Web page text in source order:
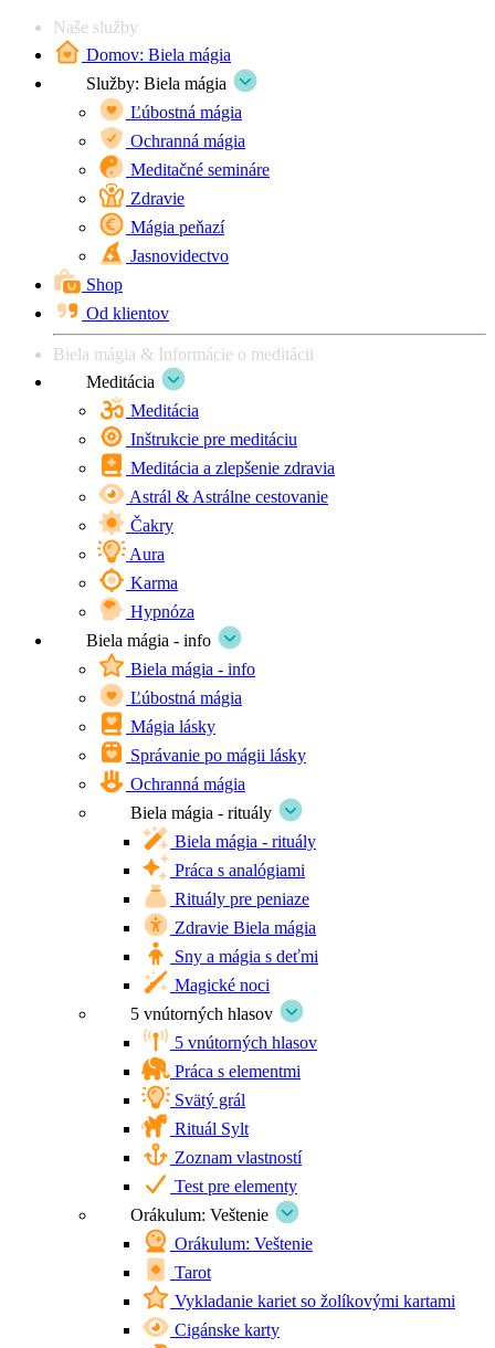
Naše služby
Domov: Biela mágia
Služby: Biela mágia
Ľúbostná mágia
Ochranná mágia
Meditačné semináre
Zdravie
Mágia peňazí
Jasnovidectvo
Shop
Od klientov
Biela mágia & Informácie o meditácii
Meditácia
Meditácia
Inštrukcie pre meditáciu
Meditácia a zlepšenie zdravia
Astrál & Astrálne cestovanie
Čakry
Aura
Karma
Hypnóza
Biela mágia - info
Biela mágia - info
Ľúbostná mágia
Mágia lásky
Správanie po mágii lásky
Ochranná mágia
Biela mágia - rituály
Biela mágia - rituály
Práca s analógiami
Rituály pre peniaze
Zdravie Biela mágia
Sny a mágia s deťmi
Magické noci
5 vnútorných hlasov
5 vnútorných hlasov
Práca s elementmi
Svätý grál
Rituál Sylt
Zoznam vlastností
Test pre elementy
Orákulum: Veštenie
Orákulum: Veštenie
Tarot
Vykladanie kariet so žolíkovými kartami
Cigánske karty